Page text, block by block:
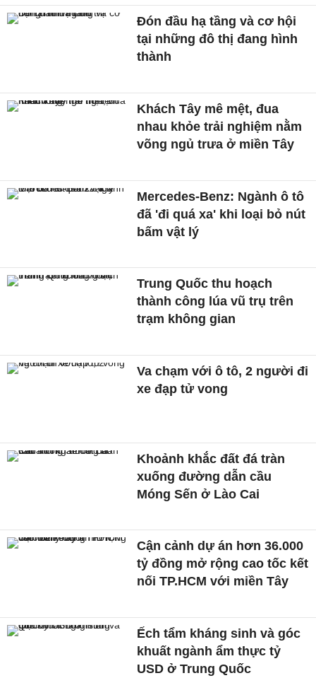
Đón đầu hạ tầng và cơ hội
tại những đô thị đang hình
thành
Khách Tây mê mệt, đua
nhau khỏe trải nghiệm nằm
võng ngủ trưa ở miền Tây
Mercedes-Benz: Ngành ô tô
đã 'đi quá xa' khi loại bỏ nút
bấm vật lý
Trung Quốc thu hoạch
thành công lúa vũ trụ trên
trạm không gian
Va chạm với ô tô, 2 người đi
xe đạp tử vong
Khoảnh khắc đất đá tràn
xuống đường dẫn cầu
Móng Sến ở Lào Cai
Cận cảnh dự án hơn 36.000
tỷ đồng mở rộng cao tốc kết
nối TP.HCM với miền Tây
Ếch tẩm kháng sinh và góc
khuất ngành ẩm thực tỷ
USD ở Trung Quốc